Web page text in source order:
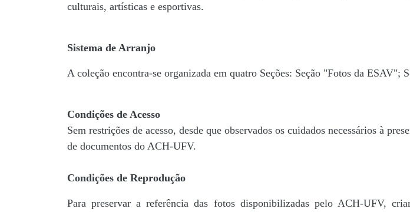
culturais, artísticas e esportivas.
Sistema de Arranjo
A coleção encontra-se organizada em quatro Seções: Seção "Fotos da
Condições de Acesso
Sem restrições de acesso, desde que observados os cuidados necessários à
de documentos do ACH-UFV.
Condições de Reprodução
Para preservar a referência das fotos disponibilizadas pelo ACH-UFV,